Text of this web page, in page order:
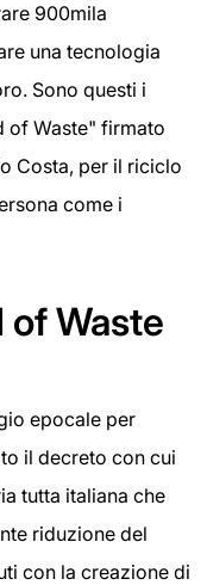
900mila
una tecnologia
Sono questi i
of Waste" firmato
Costa, per il riciclo
come i
of Waste
epocale per
il decreto con cui
tutta italiana che
riduzione del
con la creazione di